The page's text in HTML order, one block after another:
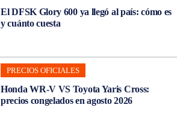
El DFSK Glory 600 ya llegó al país: cómo es
y cuánto cuesta
PRECIOS OFICIALES
Honda WR-V VS Toyota Yaris Cross:
precios congelados en agosto 2026